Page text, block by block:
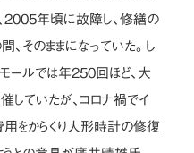
2005年頃に故障し、修繕の
そのままになっていた。し
ールでは年250回ほど、大
していたが、コロナ禍でイ
用をからくり人形時計の修復